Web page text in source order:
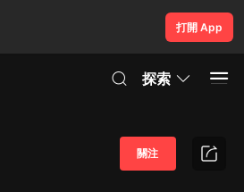
打開 App
探索
關注